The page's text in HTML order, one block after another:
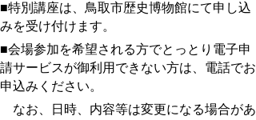
■特別講座は、鳥取市歴史博物館にて申し込
みを受け付けます。
■会場参加を希望される方でとっとり電子申
請サービスが御利用できない方は、電話でお
申込みください。
なお、日時、内容等は変更になる場合があ